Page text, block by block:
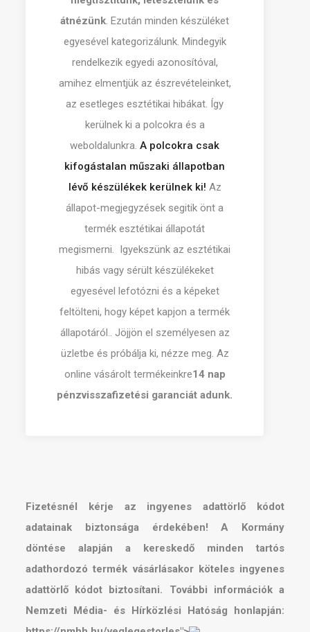
átnézünk. Ezután minden készüléket
egyesével kategorizálunk. Mindegyik
rendelkezik egyedi azonosítóval,
amihez elmentjük az észrevételeinket,
az esetleges esztétikai hibákat. Így
kerülnek ki a polcokra és a
weboldalunkra. A polcokra csak
kifogástalan műszaki állapotban
lévő készülékek kerülnek ki! Az
állapot-megjegyzések segitik önt a
termék esztétikai állapotát
megismerni. Igyekszünk az esztétikai
hibás vagy sérült készülékeket
egyesével lefotózni és a képeket
feltölteni, hogy képet kapjon a termék
állapotáról.. Jöjjön el személyesen az
üzletbe és próbálja ki, nézze meg. Az
online vásárolt termékeinkre14 nap
pénzvisszafizetési garanciát adunk.
Fizetésnél kérje az ingyenes adattörlő kódot
adatainak biztonsága érdekében! A Kormány
döntése alapján a kereskedő minden tartós
adathordozó termék vásárlásakor köteles ingyenes
adattörlő kódot biztosítani. További információk a
Nemzeti Média- és Hírközlési Hatóság honlapján: